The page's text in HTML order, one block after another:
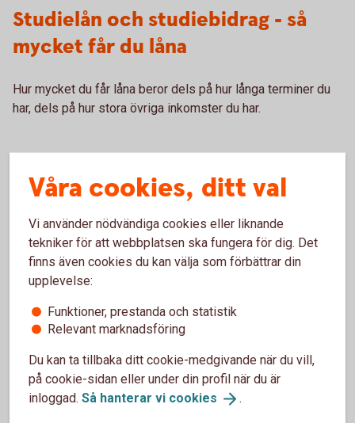
Studielån och studiebidrag - så
mycket får du låna
Hur mycket du får låna beror dels på hur långa terminer du
har, dels på hur stora övriga inkomster du har.
Ungas ekonomi - statistik
Faktablad
Ungas ekonomi - aktuella siffror 2021 (pdf)
Våra cookies, ditt val
Vi använder nödvändiga cookies eller liknande
tekniker för att webbplatsen ska fungera för dig. Det
finns även cookies du kan välja som förbättrar din
upplevelse:
Funktioner, prestanda och statistik
Relevant marknadsföring
Du kan ta tillbaka ditt cookie-medgivande när du vill,
på cookie-sidan eller under din profil när du är
inloggad. Så hanterar vi cookies .